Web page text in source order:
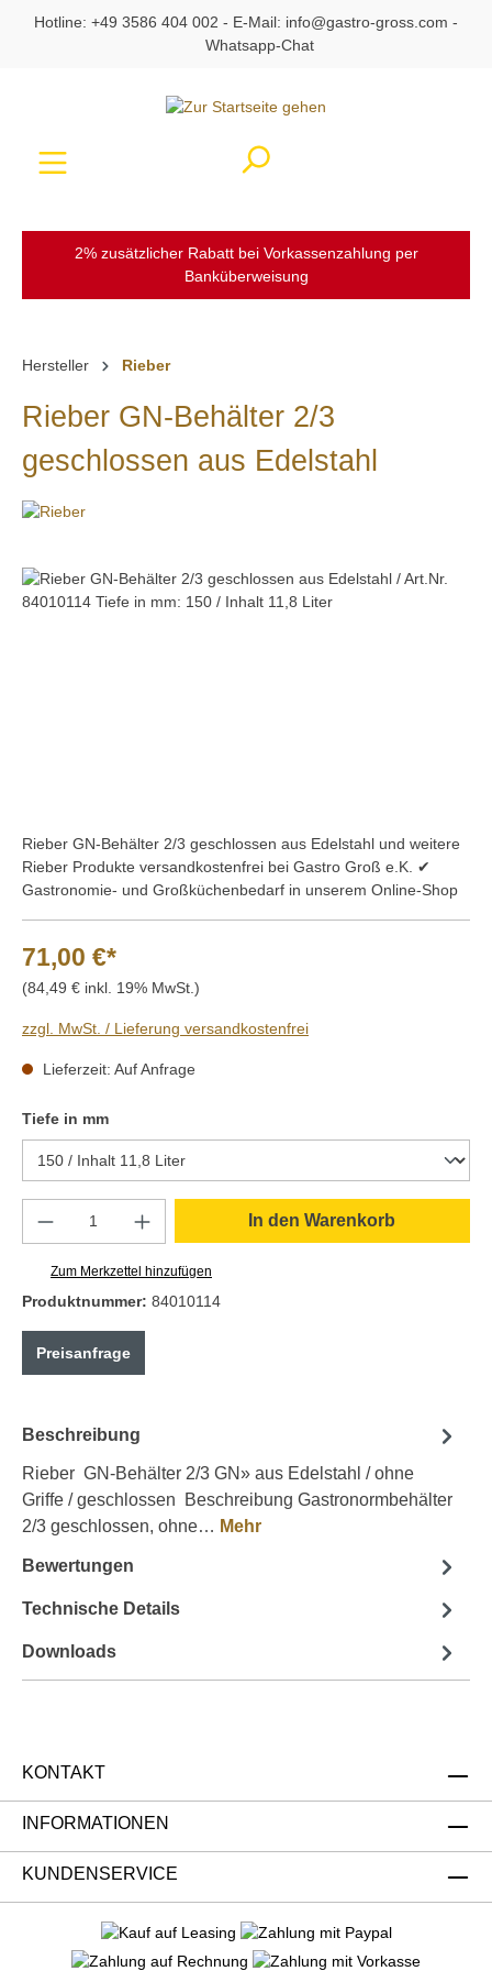
springen
Hotline: +49 3586 404 002 - E-Mail: info@gastro-gross.com -
Whatsapp-Chat
2% zusätzlicher Rabatt bei Vorkassenzahlung per
Banküberweisung
Hersteller Rieber
Rieber GN-Behälter 2/3
geschlossen aus Edelstahl
Bildergalerie überspringen
Rieber GN-Behälter 2/3 geschlossen aus Edelstahl und weitere
Rieber Produkte versandkostenfrei bei Gastro Groß e.K. ✔
Gastronomie- und Großküchenbedarf in unserem Online-Shop
71,00 €*
(84,49 € inkl. 19% MwSt.)
zzgl. MwSt. / Lieferung versandkostenfrei
Lieferzeit: Auf Anfrage
Tiefe in mmauswählen
Produkt Anzahl: Gib den gewünschten
In den Warenkorb
Zum Merkzettel hinzufügen
Produktnummer: 84010114
Preisanfrage
Beschreibung
Rieber GN-Behälter 2/3 GN» aus Edelstahl / ohne
Griffe / geschlossen Beschreibung Gastronormbehälter
2/3 geschlossen, ohne… Mehr
Bewertungen
Technische Details
Downloads
KONTAKT
INFORMATIONEN
KUNDENSERVICE